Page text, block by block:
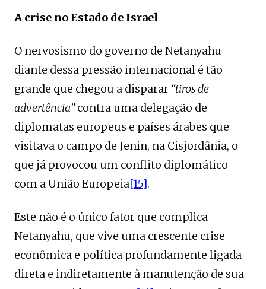
A crise no Estado de Israel
O nervosismo do governo de Netanyahu
diante dessa pressão internacional é tão
grande que chegou a disparar “tiros de
advertência”contra uma delegação de
diplomatas europeus e países árabes que
visitava o campo de Jenin, na Cisjordânia, o
que já provocou um conflito diplomático
com a União Europeia[15].
Este não é o único fator que complica
Netanyahu, que vive uma crescente crise
econômica e política profundamente ligada
direta e indiretamente à manutenção de sua